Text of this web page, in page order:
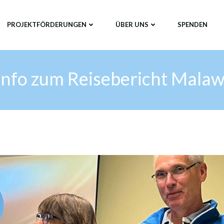
PROJEKTFÖRDERUNGEN ÜBER UNS SPENDEN
zum Reisebericht